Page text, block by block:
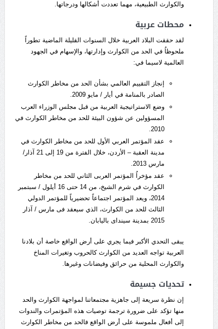
والكوارث الطبيعية، مهما تعددت أشكالها ودرجاتها.
محطات عربية
لقد حققت البلاد العربية خلال السنوات القليلة الماضية تطوراً
ملحوظاُ في الحد من الكوارث وإدارتها، والإسهام في الجهود
العالمية لاسيما في:
إنجاز التقييم العالمي بشأن الحد من مخاطر الكوارث
الصادر بالمنامة في أيار / مايو 2009.
وضع الاستراتيجية العربية من قبل مجلس الوزراء العرب
المسؤولين عن شؤون البيئة للحد من مخاطر الكوارث في
2010.
عقد المؤتمر العربي الأول للحد من مخاطر الكوارث في
مدينة العقبة – الأردن، خلال الفترة من 19 إلى 21 آذار/
مارس 2013.
عقد مؤخراُ المؤتمر العربى الثاني للحد من مخاطر
الكوارث في شرم الشيخ، من 14 حتى 16 أيلول / سبتمبر
2014، ويعد المؤتمر اجتماعاً تحضيرياً للمؤتمر الدولي
الثالث للحد من الكوارث، الذي سيعقد فى مارس / آذار
2015 بمدينة سينداى باليابان.
يبقى التحدي الأكبر فيما يجري على أرض الواقع خاصة أن بلادنا
العربية تواجه العديد من الكوارث كالحروب وتغيرات المناخ
والكوارث المحلية من حرائق وفيضانات وغيرها.
تحديات جسيمة
إن نظرة سريعة إلى جاهزية مجتمعاتنا لمواجهة الكوارث والحد
منها تؤكد على ضرورة ترجمة توصيات هذه المؤتمرات والندوات
إلى أفعال ملموسة على أرض الواقع فالحد من مخاطر الكوارث